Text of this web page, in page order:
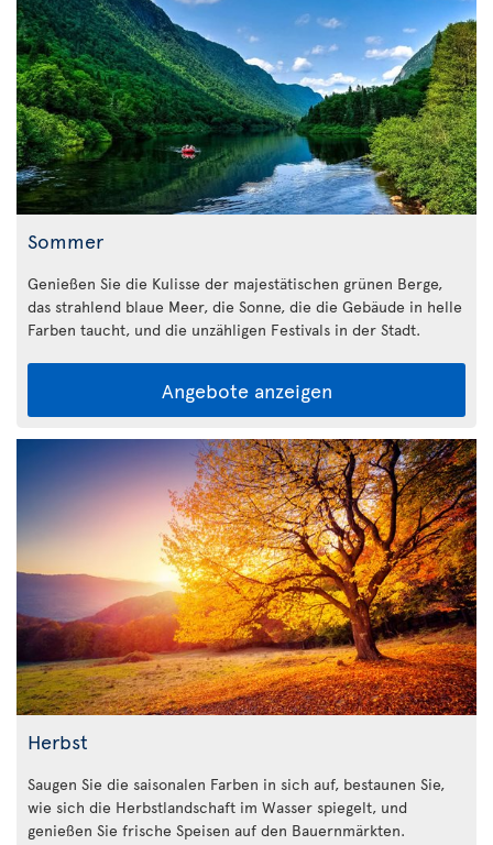
Sommer
Genießen Sie die Kulisse der majestätischen grünen Berge,
das strahlend blaue Meer, die Sonne, die die Gebäude in helle
Farben taucht, und die unzähligen Festivals in der Stadt.
Angebote anzeigen
Herbst
Saugen Sie die saisonalen Farben in sich auf, bestaunen Sie,
wie sich die Herbstlandschaft im Wasser spiegelt, und
genießen Sie frische Speisen auf den Bauernmärkten.